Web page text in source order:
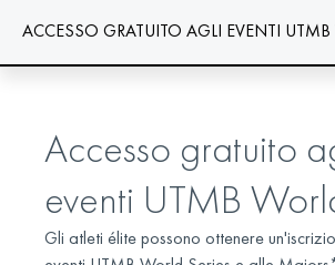
ACCESSO GRATUITO AGLI EVENTI UTMB
Accesso gratuito
eventi UTMB
Gli atleti élite possono ottenere